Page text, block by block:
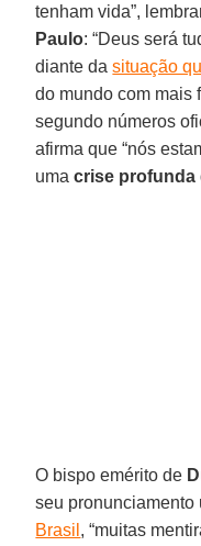
tenham vida”,
Paulo: “Deus será
diante dasituação
do mundo com mais
segundo números
afirma que “nós
umacrise profunda
O bispo emérito de
seu pronunciamento
Brasil , “muitas